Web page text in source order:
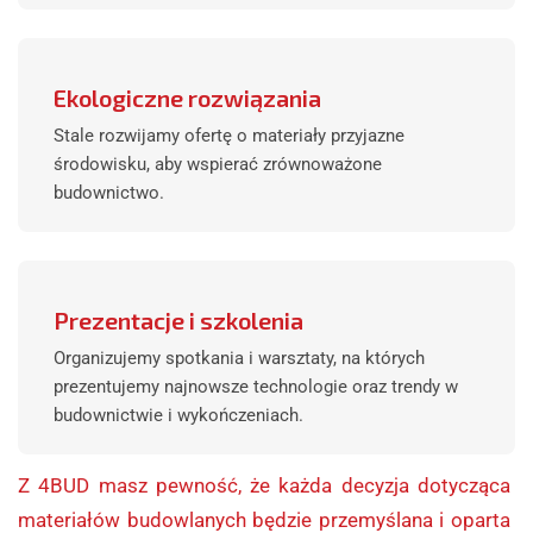
Ekologiczne rozwiązania
Stale rozwijamy ofertę o materiały przyjazne
środowisku, aby wspierać zrównoważone
budownictwo.
Prezentacje i szkolenia
Organizujemy spotkania i warsztaty, na których
prezentujemy najnowsze technologie oraz trendy w
budownictwie i wykończeniach.
Z 4BUD masz pewność, że każda decyzja dotycząca
materiałów budowlanych będzie przemyślana i oparta